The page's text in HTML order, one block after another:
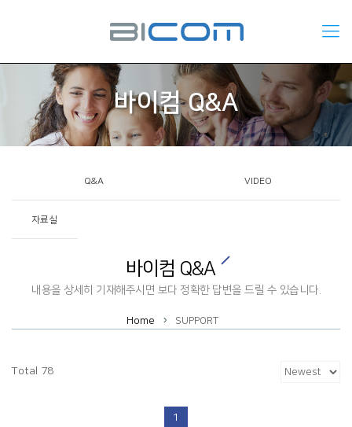
바이컴 Q&A
Q&A VIDEO
자료실
바이컴 Q&A
내용을 상세히 기재해주시면 보다 정확한 답변을 드릴 수 있습니다.
Home SUPPORT
Total 78
1